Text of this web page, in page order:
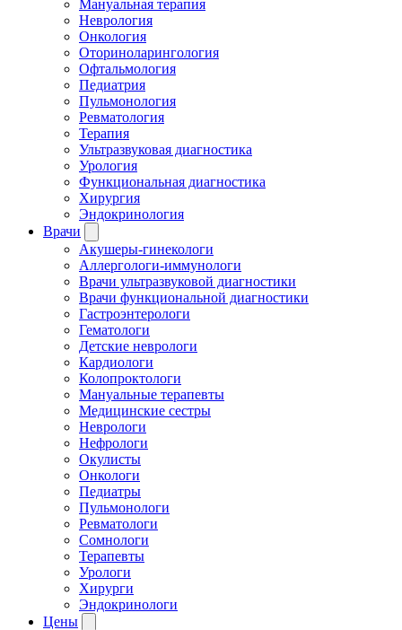
Мануальная терапия
Неврология
Онкология
Оториноларингология
Офтальмология
Педиатрия
Пульмонология
Ревматология
Терапия
Ультразвуковая диагностика
Урология
Функциональная диагностика
Хирургия
Эндокринология
Врачи
Акушеры-гинекологи
Аллергологи-иммунологи
Врачи ультразвуковой диагностики
Врачи функциональной диагностики
Гастроэнтерологи
Гематологи
Детские неврологи
Кардиологи
Колопроктологи
Мануальные терапевты
Медицинские сестры
Неврологи
Нефрологи
Окулисты
Онкологи
Педиатры
Пульмонологи
Ревматологи
Сомнологи
Терапевты
Урологи
Хирурги
Эндокринологи
Цены